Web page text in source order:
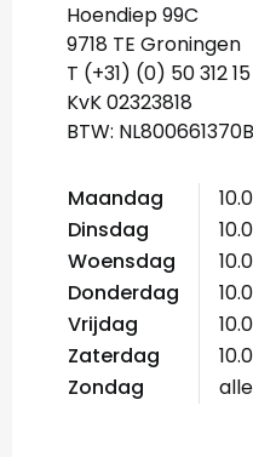
Hoendiep 99C
9718 TE Groningen
T (+31) (0) 50 312 15
KvK 02323818
BTW:
Maandag
Dinsdag
Woensdag
Donderdag
Vrijdag
Zaterdag
Zondag